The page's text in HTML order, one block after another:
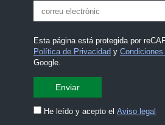
Esta página está protegida por
Política de Privacidad y
Google.
He leído y acepto el Aviso legal